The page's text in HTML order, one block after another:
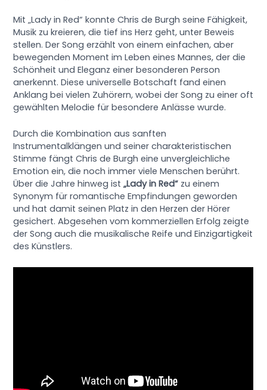
Mit „Lady in Red“ konnte Chris de Burgh seine Fähigkeit,
Musik zu kreieren, die tief ins Herz geht, unter Beweis
stellen. Der Song erzählt von einem einfachen, aber
bewegenden Moment im Leben eines Mannes, der die
Schönheit und Eleganz einer besonderen Person
anerkennt. Diese universelle Botschaft fand einen
Anklang bei vielen Zuhörern, wobei der Song zu einer oft
gewählten Melodie für besondere Anlässe wurde.
Durch die Kombination aus sanften
Instrumentalklängen und seiner charakteristischen
Stimme fängt Chris de Burgh eine unvergleichliche
Emotion ein, die noch immer viele Menschen berührt.
Über die Jahre hinweg ist„Lady in Red“ zu einem
Synonym für romantische Empfindungen geworden
und hat damit seinen Platz in den Herzen der Hörer
gesichert. Abgesehen vom kommerziellen Erfolg zeigte
der Song auch die musikalische Reife und Einzigartigkeit
des Künstlers.